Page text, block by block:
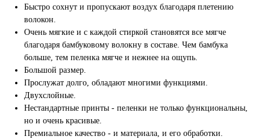
Быстро сохнут и пропускают воздух благодаря плетению
волокон.
Очень мягкие и с каждой стиркой становятся все мягче
благодаря бамбуковому волокну в составе. Чем бамбука
больше, тем пеленка мягче и нежнее на ощупь.
Большой размер.
Прослужат долго, обладают многими функциями.
Двухслойные.
Нестандартные принты - пеленки не только функциональны,
но и очень красивые.
Премиальное качество - и материала, и его обработки.